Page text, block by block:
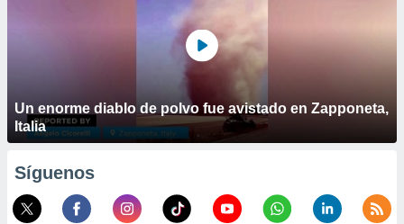
Un enorme diablo de polvo fue avistado en Zapponeta,
Italia
Síguenos